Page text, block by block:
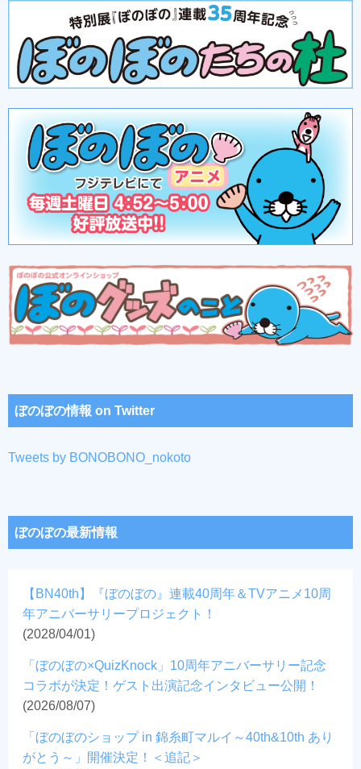
ぼのぼの情報 on Twitter
Tweets by BONOBONO_nokoto
ぼのぼの最新情報
【BN40th】『ぼのぼの』連載40周年＆TVアニメ10周
年アニバーサリープロジェクト！
(2028/04/01)
「ぼのぼの×QuizKnock」10周年アニバーサリー記念
コラボが決定！ゲスト出演記念インタビュー公開！
(2026/08/07)
「ぼのぼのショップ in 錦糸町マルイ～40th&10th あり
がとう～」開催決定！＜追記＞